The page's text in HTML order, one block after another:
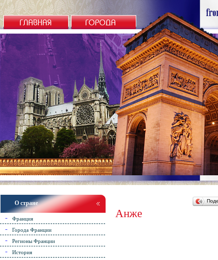
Анже
О стране
Франция
Города Франции
Регионы Франции
История
ГЛАВНАЯ ГОРОДА